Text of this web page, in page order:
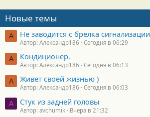
Новые темы
А Не заводится с брелка сигнализации
Автор: Александр186 Сегодня в 06:29
А Кондиционер.
Автор: Александр186 Сегодня в 06:13
А Живет своей жизнью )
Автор: Александр186 Сегодня в 06:03
A Стук из задней головы
Автор: avchumik Вчера в 21:32